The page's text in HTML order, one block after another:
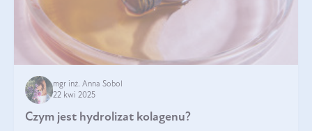
mgr inż. Anna Sobol
22 kwi 2025
Czym jest hydrolizat kolagenu?